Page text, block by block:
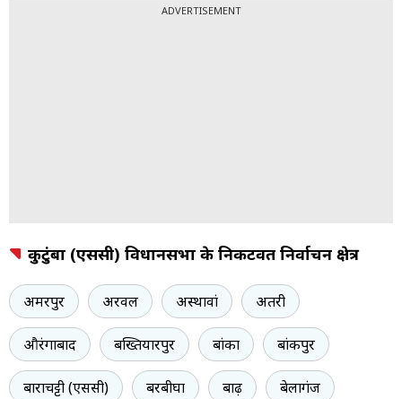
ADVERTISEMENT
कुटुंबा (एससी) विधानसभा के निकटवर्ती निर्वाचन क्षेत्र
अमरपुर अरवल अस्थावां अतरी
औरंगाबाद बख्तियारपुर बांका बांकीपुर
बाराचट्टी (एससी) बरबीघा बाढ़ बेलागंज